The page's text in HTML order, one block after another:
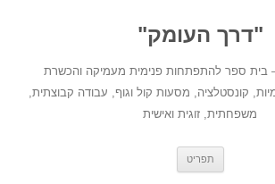
"דרך העומק"
ספר להתפתחות פנימית מעמיקה והכשרת
קונסטלציה, מסעות קול וגוף, עבודה קבוצתית,
משפחתית, זוגית ואישית
תפריט